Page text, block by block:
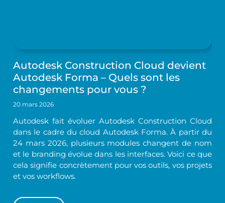
Autodesk Construction Cloud devient
Autodesk Forma – Quels sont les
changements pour vous ?
20 mars 2026
Autodesk fait évoluer Autodesk Construction Cloud
dans le cadre du cloud Autodesk Forma. À partir du
24 mars 2026, plusieurs modules changent de nom
et le branding évolue dans les interfaces. Voici ce que
cela signifie concrètement pour vos outils, vos projets
et vos workflows.